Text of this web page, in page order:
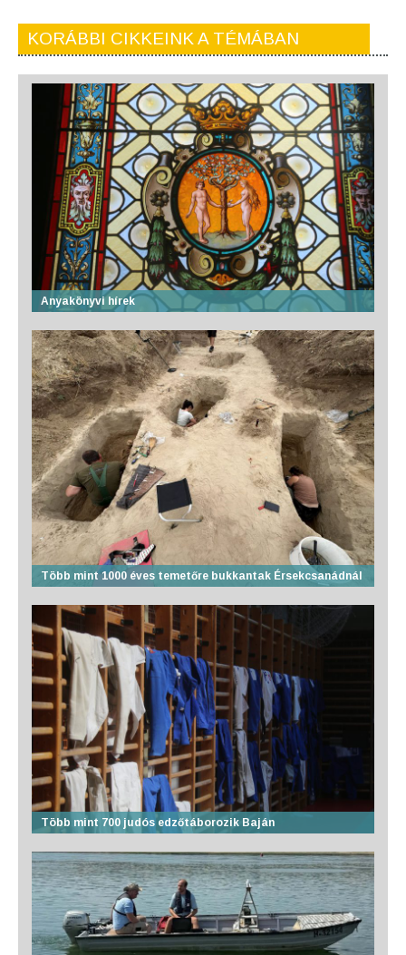
KORÁBBI CIKKEINK A TÉMÁBAN
Anyakönyvi hírek
Több mint 1000 éves temetőre bukkantak Érsekcsanádnál
Több mint 700 judós edzőtáborozik Baján